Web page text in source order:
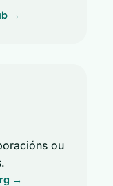
→
ou
→